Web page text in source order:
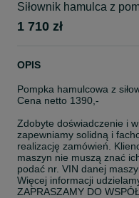
Siłownik hamulca z
1 710 zł
OPIS
Pompka hamulcowa z
Cena netto 1390,-
Zdobyte doświadczenie i
zapewniamy solidną i
realizację zamówień.
maszyn nie muszą znać
podać nr. VIN danej
Więcej informacji
ZAPRASZAMY DO